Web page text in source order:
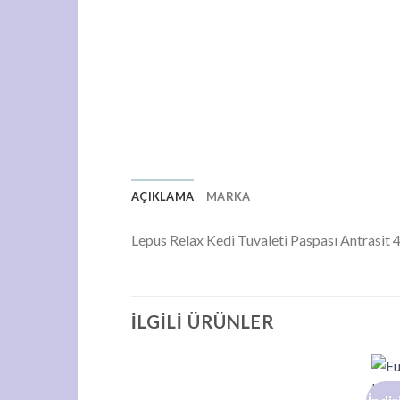
AÇIKLAMA MARKA
Lepus Relax Kedi Tuvaleti Paspası Antrasit
İLGILI ÜRÜNLER